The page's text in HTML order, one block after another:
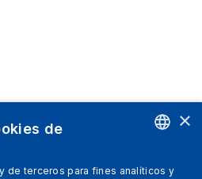
×
de
de terceros para fines analíticos y